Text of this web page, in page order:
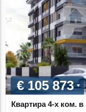
€ 105 873
Квартира 4-х ком.